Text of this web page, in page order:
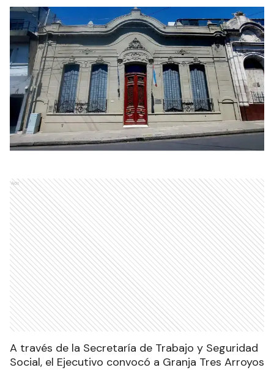
Ads
A través de la Secretaría de Trabajo y Seguridad
Social, el Ejecutivo convocó a Granja Tres Arroyos